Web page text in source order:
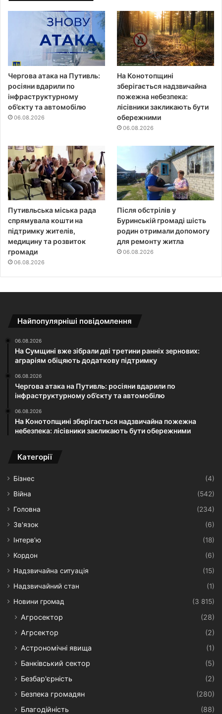
Чергова атака на Путивль:
росіяни вдарили по
інфраструктурному
об’єкту та автомобілю
06.08.2026
На Конотопщині
зберігається надзвичайна
пожежна небезпека:
лісівники закликають бути
обережними
06.08.2026
Путивльська міська рада
спрямувала кошти на
підтримку жителів,
медицину та розвиток
громади
06.08.2026
Після обстрілів у
Буринській громаді шість
родин отримали допомогу
для ремонту житла
06.08.2026
Найпопулярніші повідомлення
06.08.2026
На Сумщині вже зібрали дві третини ранніх зернових:
аграріям обіцяють додаткову підтримку
06.08.2026
Чергова атака на Путивль: росіяни вдарили по
інфраструктурному об’єкту та автомобілю
06.08.2026
На Конотопщині зберігається надзвичайна пожежна
небезпека: лісівники закликають бути обережними
Категорії
Бізнес
(4)
Війна
(542)
Головна
(234)
Зв'язок
(6)
Інтерв’ю
(18)
Кордон
(6)
Надзвичайна ситуація
(15)
Надзвичайний стан
(1)
Новини громад
(3 815)
Агросектор
(28)
Агрсектор
(2)
Астрономічні явища
(1)
Банківський сектор
(5)
Безбар'єрність
(2)
Безпека громадян
(280)
Благодійність
(88)